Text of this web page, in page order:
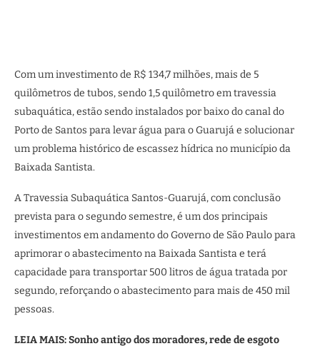
Com um investimento de R$ 134,7 milhões, mais de 5
quilômetros de tubos, sendo 1,5 quilômetro em travessia
subaquática, estão sendo instalados por baixo do canal do
Porto de Santos para levar água para o Guarujá e solucionar
um problema histórico de escassez hídrica no município da
Baixada Santista.
A Travessia Subaquática Santos-Guarujá, com conclusão
prevista para o segundo semestre, é um dos principais
investimentos em andamento do Governo de São Paulo para
aprimorar o abastecimento na Baixada Santista e terá
capacidade para transportar 500 litros de água tratada por
segundo, reforçando o abastecimento para mais de 450 mil
pessoas.
LEIA MAIS: Sonho antigo dos moradores, rede de esgoto